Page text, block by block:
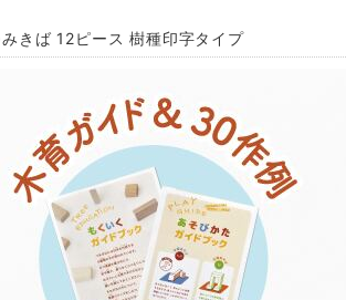
きば 12ピース 樹種印字タイプ